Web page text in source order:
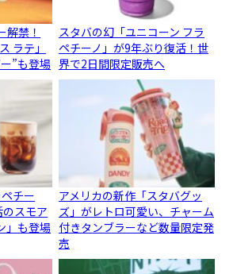
解禁！
ラテ」
”も登場
スタバの幻「ユニコーン フラ
ペチーノ」が9年ぶり復活！世
界で2日間限定販売へ
チー
スモア
」も登場
アメリカの新作「スタバグッ
ズ」がレトロ可愛い、チャーム
付きタンブラーなど数量限定発
売